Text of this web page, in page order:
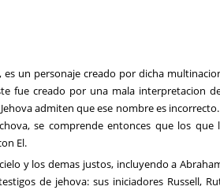
es un personaje creado por dicha
fue creado por una mala interpretacion
admiten que ese nombre es
se comprende entonces que los
El.
y los demas justos, incluyendo a
de jehova: sus iniciadores Russell,